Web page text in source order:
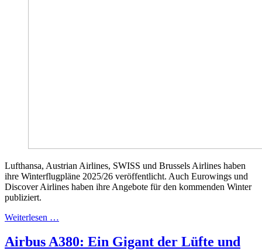
Lufthansa, Austrian Airlines, SWISS und Brussels Airlines haben
ihre Winterflugpläne 2025/26 veröffentlicht. Auch Eurowings und
Discover Airlines haben ihre Angebote für den kommenden Winter
publiziert.
Weiterlesen …
Airbus A380: Ein Gigant der Lüfte und